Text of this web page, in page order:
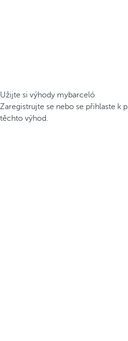
Užijte si výhody mybarceló
Zaregistrujte se nebo se přihlaste k
těchto výhod.